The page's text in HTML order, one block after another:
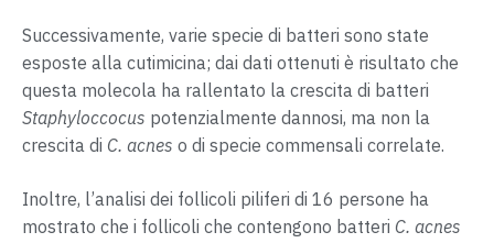
Successivamente, varie specie di batteri sono state
esposte alla cutimicina; dai dati ottenuti è risultato che
questa molecola ha rallentato la crescita di batteri
Staphyloccocus potenzialmente dannosi, ma non la
crescita di C. acnes o di specie commensali correlate.
Inoltre, l’analisi dei follicoli piliferi di 16 persone ha
mostrato che i follicoli che contengono batteri C. acnes